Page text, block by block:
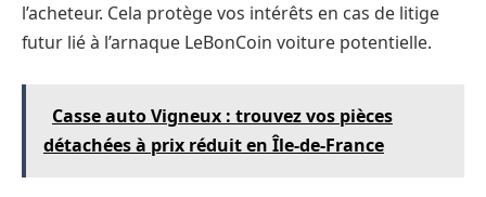
l’acheteur. Cela protège vos intérêts en cas de litige
futur lié à l’arnaque LeBonCoin voiture potentielle.
Casse auto Vigneux : trouvez vos pièces
détachées à prix réduit en Île-de-France